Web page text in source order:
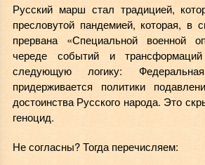
Русский марш стал традицией,
пресловутой пандемией, которая, в
прервана «Специальной военной
череде событий и
следующую логику:
придерживается политики
достоинства Русского народа. Это
геноцид.
Не согласны? Тогда перечисляем: